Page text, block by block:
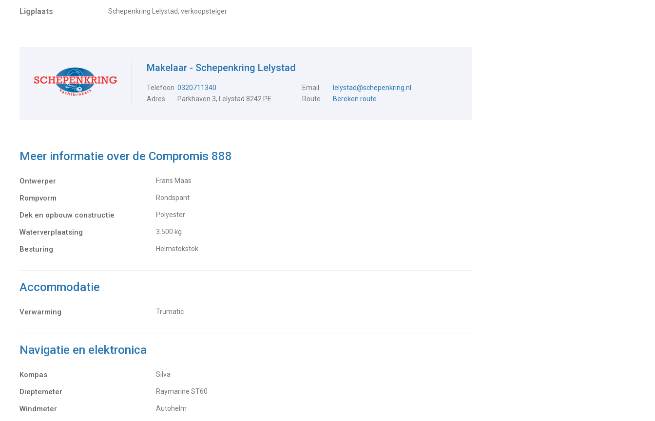
Ligplaats Schepenkring Lelystad, verkoopsteiger
Makelaar - Schepenkring Lelystad
Telefoon 0320711340 Email
lelystad@schepenkring.nl
Adres
Parkhaven 3, Lelystad 8242 PE Route Bereken route
Meer informatie over de Compromis 888
Ontwerper Frans Maas
Rompvorm Rondspant
Dek en opbouw constructie Polyester
Waterverplaatsing 3.500 kg
Besturing Helmstokstok
Accommodatie
Verwarming Trumatic
Navigatie en elektronica
Kompas Silva
Dieptemeter Raymarine ST60
Windmeter Autohelm